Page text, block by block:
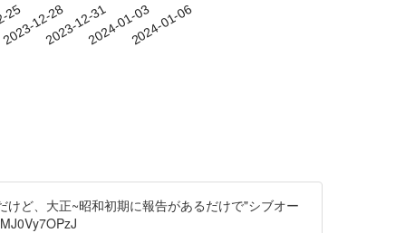
25
2023-12-282023-12-312024-01-032024-01-06
ど、大正~昭和初期に報告があるだけで"シブオー